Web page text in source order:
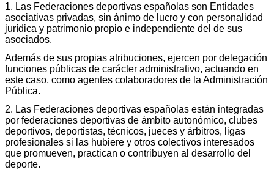
1. Las Federaciones deportivas españolas son Entidades
asociativas privadas, sin ánimo de lucro y con personalidad
jurídica y patrimonio propio e independiente del de sus
asociados.
Además de sus propias atribuciones, ejercen por delegación
funciones públicas de carácter administrativo, actuando en
este caso, como agentes colaboradores de la Administración
Pública.
2. Las Federaciones deportivas españolas están integradas
por federaciones deportivas de ámbito autonómico, clubes
deportivos, deportistas, técnicos, jueces y árbitros, ligas
profesionales si las hubiere y otros colectivos interesados
que promueven, practican o contribuyen al desarrollo del
deporte.